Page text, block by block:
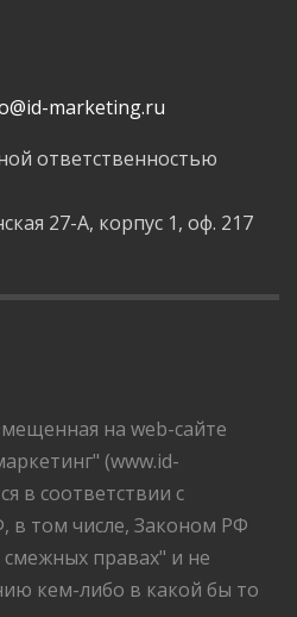
marketing.ru
ответственностью
27-А, корпус 1, оф. 217
на web-сайте
(www.id-
в соответствии с
в том числе, Законом РФ
правах" и не
кем-либо в какой бы то